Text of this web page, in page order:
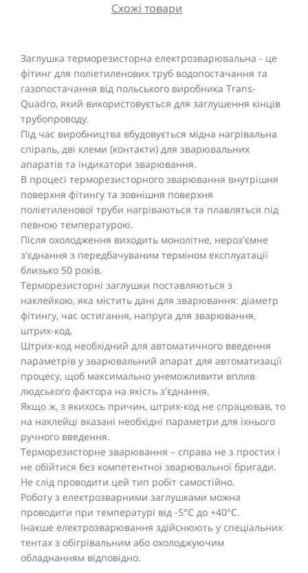
Схожі товари
Заглушка терморезисторна електрозварювальна - це
фітинг для поліетиленових труб водопостачання та
газопостачання від польського виробника Trans-
Quadro, який використовується для заглушення кінців
трубопроводу.
Під час виробництва вбудовується мідна нагрівальна
спіраль, дві клеми (контакти) для зварювальних
апаратів та індикатори зварювання.
В процесі терморезисторного зварювання внутрішня
поверхня фітингу та зовнішня поверхня
поліетиленової труби нагріваються та плавляться під
певною температурою.
Після охолодження виходить монолітне, нероз'ємне
з'єднання з передбачуваним терміном експлуатації
близько 50 років.
Терморезисторні заглушки поставляються з
наклейкою, яка містить дані для зварювання: діаметр
фітингу, час остигання, напруга для зварювання,
штрих-код.
Штрих-код необхідний для автоматичного введення
параметрів у зварювальний апарат для автоматизації
процесу, щоб максимально унеможливити вплив
людського фактора на якість з'єднання.
Якщо ж, з якихось причин, штрих-код не спрацював, то
на наклейці вказані необхідні параметри для їхнього
ручного введення.
Терморезисторне зварювання – справа не з простих і
не обійтися без компетентної зварювальної бригади.
Не слід проводити цей тип робіт самостійно.
Роботу з електрозварними заглушками можна
проводити при температурі від -5°C до +40°C.
Інакше електрозварювання здійснюють у спеціальних
тентах з обігрівальним або охолоджуючим
обладнанням відповідно.